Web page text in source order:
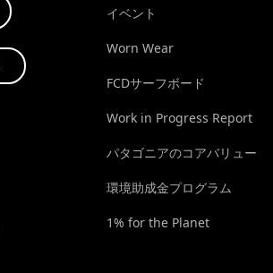
イベント
Worn Wear
FCDサーフボード
Work in Progress Report
パタゴニアのコアバリュー
環境助成金プログラム
1% for the Planet